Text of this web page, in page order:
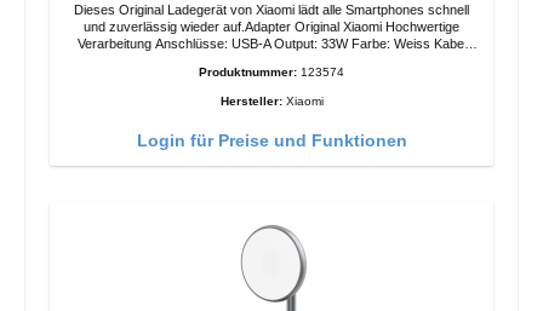
Dieses Original Ladegerät von Xiaomi lädt alle Smartphones schnell
und zuverlässig wieder auf.Adapter Original Xiaomi Hochwertige
Verarbeitung Anschlüsse: USB-A Output: 33W Farbe: Weiss Kabel
Produktnummer: 123574
Hersteller: Xiaomi
Login für Preise und Funktionen